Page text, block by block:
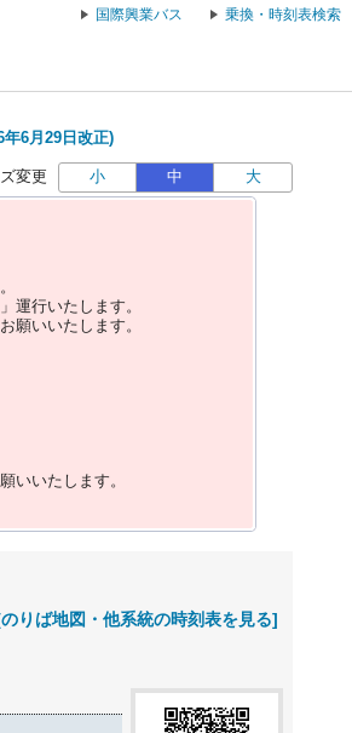
国際興業バス 乗換・時刻表検索
6月29日改正)
変更 小 中 大
運行いたします。
願いいたします。
いいたします。
りば地図・他系統の時刻表を見る]